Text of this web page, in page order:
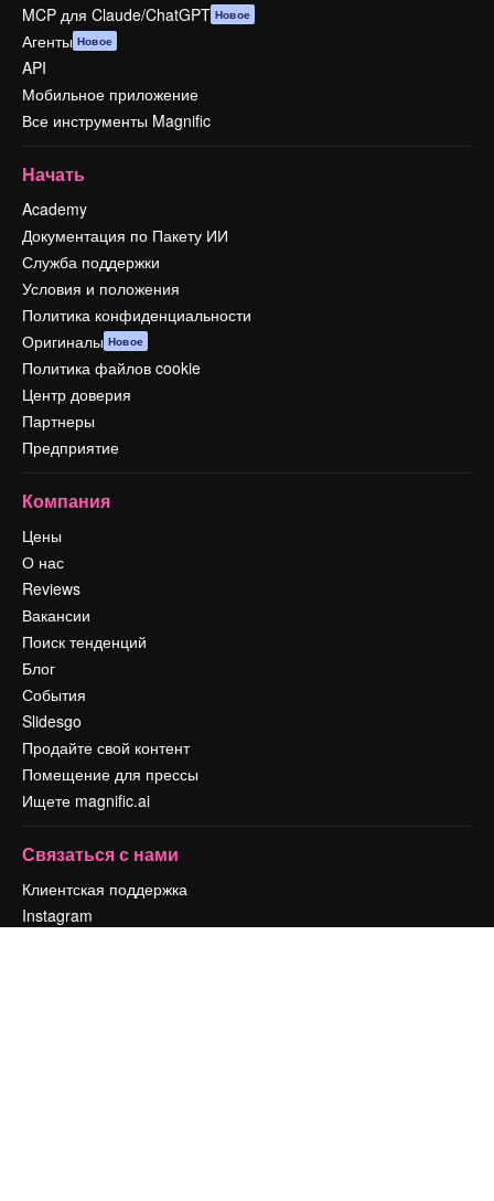
MCP для Claude/ChatGPT Новое
Агенты Новое
API
Мобильное приложение
Все инструменты Magnific
Начать
Academy
Документация по Пакету ИИ
Служба поддержки
Условия и положения
Политика конфиденциальности
Оригиналы Новое
Политика файлов cookie
Центр доверия
Партнеры
Предприятие
Компания
Цены
О нас
Reviews
Вакансии
Поиск тенденций
Блог
События
Slidesgo
Продайте свой контент
Помещение для прессы
Ищете magnific.ai
Связаться с нами
Клиентская поддержка
Instagram